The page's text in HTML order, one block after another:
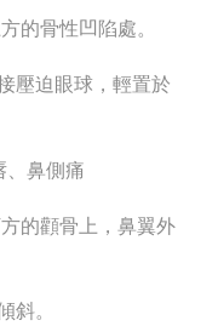
的骨性凹陷處。
壓迫眼球，輕置於
、鼻側痛
的顴骨上，鼻翼外
。